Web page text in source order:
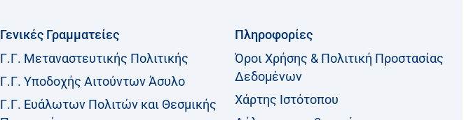
Γενικές Γραμματείες
Γ.Γ. Μεταναστευτικής Πολιτικής
Γ.Γ. Υποδοχής Αιτούντων Άσυλο
Γ.Γ. Ευάλωτων Πολιτών και Θεσμικής
Πληροφορίες
Όροι Χρήσης & Πολιτική Προστασίας
Δεδομένων
Χάρτης Ιστότοπου